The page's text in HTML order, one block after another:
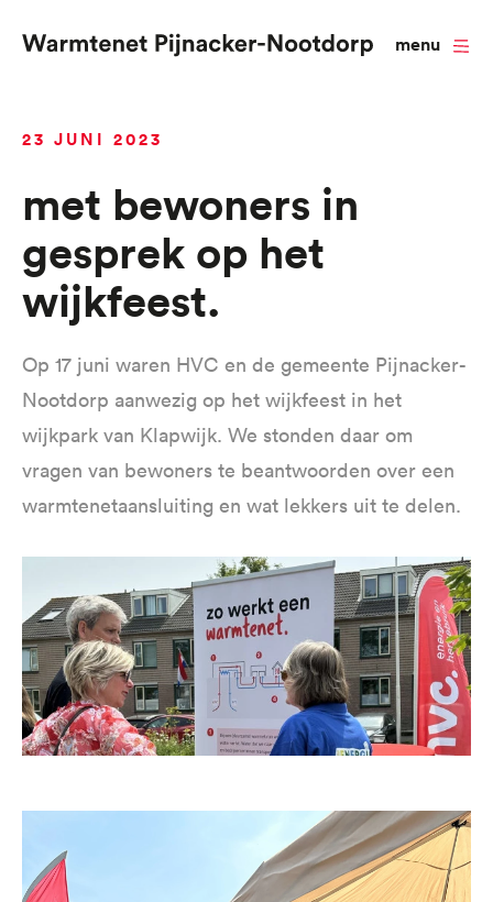
menu
en
de
inhoud
gaan
23 JUNI 2023
Met bewoners in
gesprek op het
wijkfeest
Op 17 juni waren HVC en de gemeente Pijnacker-
Nootdorp aanwezig op het wijkfeest in het
wijkpark van Klapwijk. We stonden daar om
vragen van bewoners te beantwoorden over een
warmtenetaansluiting en wat lekkers uit te delen.